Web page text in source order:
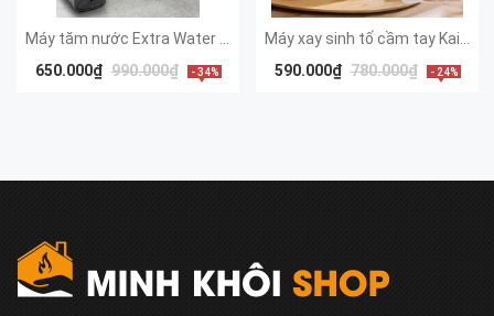
650.000₫ 990.000₫ - 34%
590.000₫ 780.000₫ - 24%